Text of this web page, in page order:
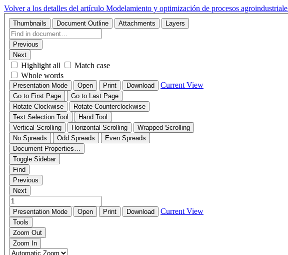
Volver a los detalles del artículo Modelamiento y optimización de procesos